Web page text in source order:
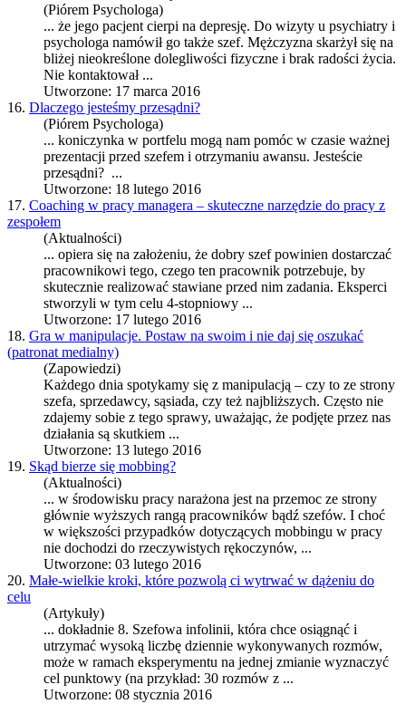
(Piórem Psychologa)
... że jego pacjent cierpi na depresję. Do wizyty u psychiatry i
psychologa namówił go także szef. Mężczyzna skarżył się na
bliżej nieokreślone dolegliwości fizyczne i brak radości życia.
Nie kontaktował ...
Utworzone: 17 marca 2016
16. Dlaczego jesteśmy przesądni?
(Piórem Psychologa)
... koniczynka w portfelu mogą nam pomóc w czasie ważnej
prezentacji przed szefem i otrzymaniu awansu. Jesteście
przesądni? ...
Utworzone: 18 lutego 2016
17. Coaching w pracy managera – skuteczne narzędzie do pracy z
zespołem
(Aktualności)
... opiera się na założeniu, że dobry szefpowinien dostarczać
pracownikowi tego, czego ten pracownik potrzebuje, by
skutecznie realizować stawiane przed nim zadania. Eksperci
stworzyli w tym celu 4-stopniowy ...
Utworzone: 17 lutego 2016
18. Gra w manipulacje. Postaw na swoim i nie daj się oszukać
(patronat medialny)
(Zapowiedzi)
Każdego dnia spotykamy się z manipulacją – czy to ze strony
szefa, sprzedawcy, sąsiada, czy też najbliższych. Często nie
zdajemy sobie z tego sprawy, uważając, że podjęte przez nas
działania są skutkiem ...
Utworzone: 13 lutego 2016
19. Skąd bierze się mobbing?
(Aktualności)
... w środowisku pracy narażona jest na przemoc ze strony
głównie wyższych rangą pracowników bądź szefów. I choć
w większości przypadków dotyczących mobbingu w pracy
nie dochodzi do rzeczywistych rękoczynów, ...
Utworzone: 03 lutego 2016
20. Małe-wielkie kroki, które pozwolą ci wytrwać w dążeniu do
celu
(Artykuły)
... dokładnie 8. Szefowa infolinii, która chce osiągnąć i
utrzymać wysoką liczbę dziennie wykonywanych rozmów,
może w ramach eksperymentu na jednej zmianie wyznaczyć
cel punktowy (na przykład: 30 rozmów z ...
Utworzone: 08 stycznia 2016